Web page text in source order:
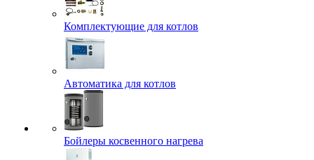
Комплектующие для котлов
Автоматика для котлов
Бойлеры косвенного нагрева